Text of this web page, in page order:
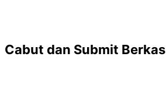
Cabut dan Submit Berkas